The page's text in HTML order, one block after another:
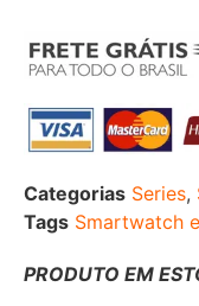
Categorias Series,
Tags Smartwatch
PRODUTO EM